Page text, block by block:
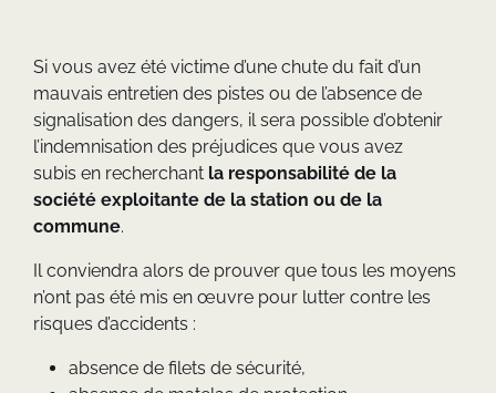
Si vous avez été victime d’une chute du fait d’un
mauvais entretien des pistes ou de l’absence de
signalisation des dangers, il sera possible d’obtenir
l’indemnisation des préjudices que vous avez
subis en recherchant la responsabilité de la
société exploitante de la station ou de la
commune.
Il conviendra alors de prouver que tous les moyens
n’ont pas été mis en œuvre pour lutter contre les
risques d’accidents :
absence de filets de sécurité,